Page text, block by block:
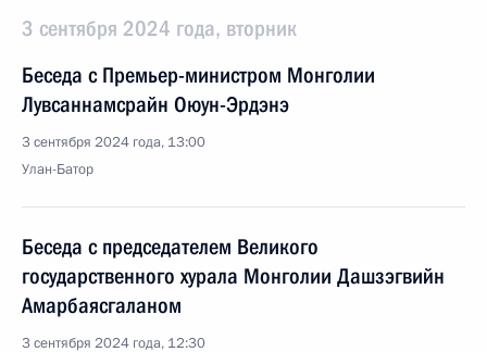
3 сентября 2024 года, вторник
Беседа с Премьер-министром Монголии
Лувсаннамсрайн Оюун-Эрдэнэ
3 сентября 2024 года, 13:00
Улан-Батор
Беседа с председателем Великого
государственного хурала Монголии Дашзэгвийн
Амарбаясгаланом
3 сентября 2024 года, 12:30